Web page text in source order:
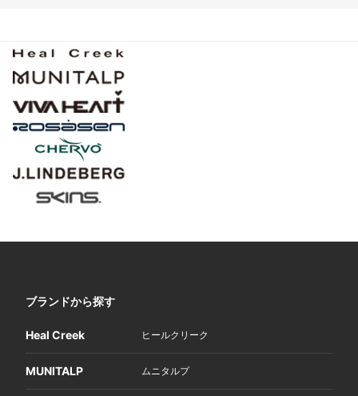
ブランドから探す
Heal Creek ヒールクリーク
MUNITALP ムニタルプ